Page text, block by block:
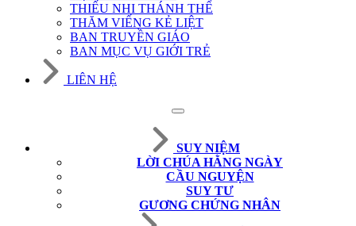
THIẾU NHI THÁNH THỂ
THĂM VIẾNG KẺ LIỆT
BAN TRUYỀN GIÁO
BAN MỤC VỤ GIỚI TRẺ
LIÊN HỆ
SUY NIỆM
LỜI CHÚA HẰNG NGÀY
CẦU NGUYỆN
SUY TƯ
GƯƠNG CHỨNG NHÂN